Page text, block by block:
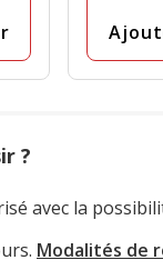
?
avec la
Modalités de